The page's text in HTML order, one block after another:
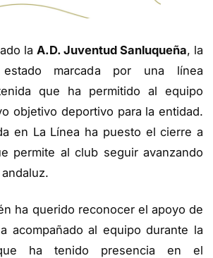
la A.D. Juventud Sanluqueña, la
marcada por una línea
que ha permitido al equipo
objetivo deportivo para la entidad.
en La Línea ha puesto el cierre a
permite al club seguir avanzando
ha querido reconocer el apoyo de
acompañado al equipo durante la
ha tenido presencia en el